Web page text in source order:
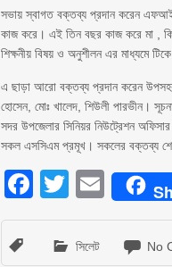
সভায় স্বাগত বক্তব্য প্রদান করেন
কাজ করে। এই তিন বছর কাজ করে মা ,
শিক্ষনীয় বিষয় ও অনুশীলন এর মাধ্যমে
এ ছাড়া আরো বক্তব্য প্রদান করেন
হোসেন, মোঃ খালেদ, শিউলী পারভীন।
সদর উপজেলার সিনিয়র নিউট্রেশন
সকল এসসিএম প্রমূখ। সকলের বক্তব্য
Facebook
Twitter
সিলেট No